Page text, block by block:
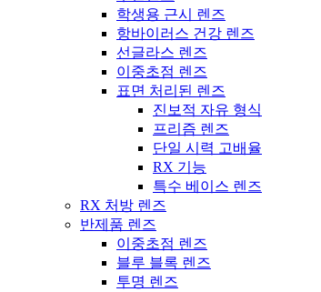
학생용 근시 렌즈
항바이러스 건강 렌즈
선글라스 렌즈
이중초점 렌즈
표면 처리된 렌즈
진보적 자유 형식
프리즘 렌즈
단일 시력 고배율
RX 기능
특수 베이스 렌즈
RX 처방 렌즈
반제품 렌즈
이중초점 렌즈
블루 블록 렌즈
투명 렌즈